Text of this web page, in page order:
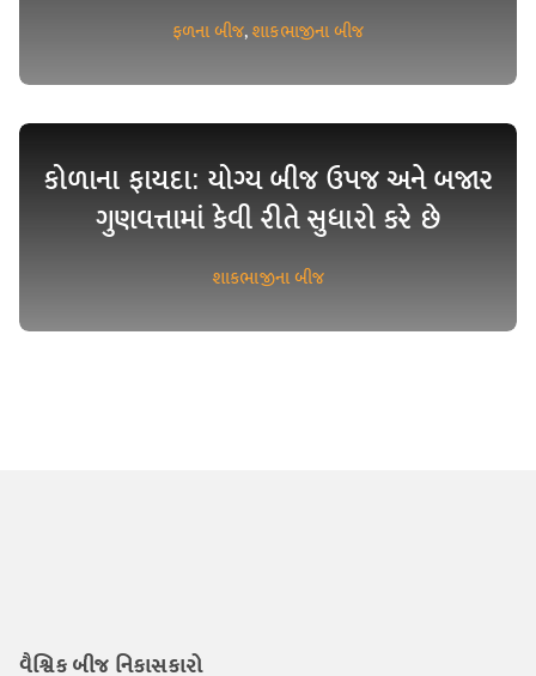
ફળના બીજ,શાકભાજીના બીજ
કોળાના ફાયદા: યોગ્ય બીજ ઉપજ અને બજાર
ગુણવત્તામાં કેવી રીતે સુધારો કરે છે
શાકભાજીના બીજ
વૈશ્વિક બીજ નિકાસકારો